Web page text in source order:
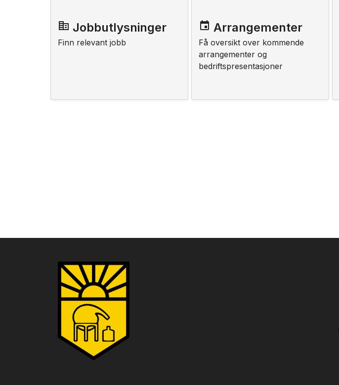
corporate_fare Jobbutlysninger
Finn relevant jobb
insert_invitation Arrangementer
Få oversikt over kommende
arrangementer og
bedriftspresentasjoner